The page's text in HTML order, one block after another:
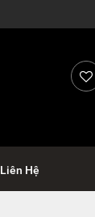
Liên Hệ